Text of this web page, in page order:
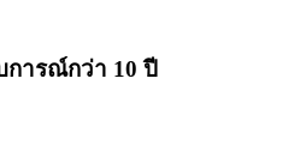
การณ์กว่า 10 ปี